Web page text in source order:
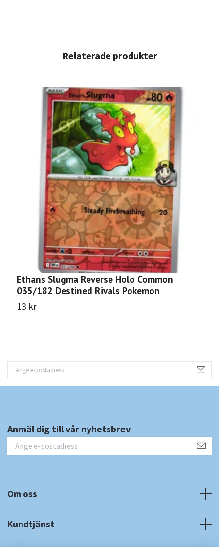
Ethans Slugma Reverse Holo Common
035/182 Destined Rivals Pokemon
13 kr
Anmäl dig till vår nyhetsbrev
Om oss
Kundtjänst